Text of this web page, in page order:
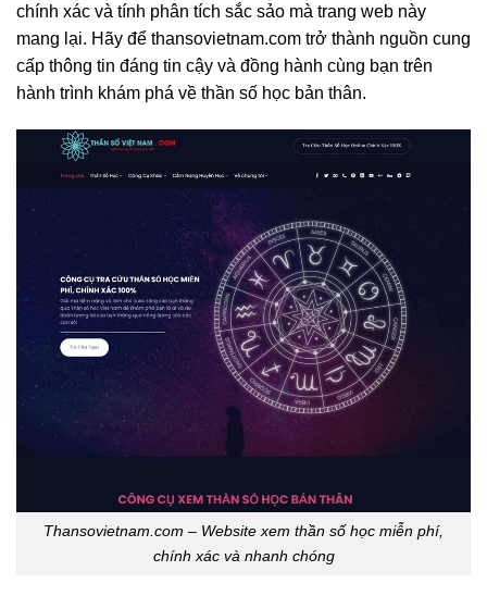
chính xác và tính phân tích sắc sảo mà trang web này
mang lại. Hãy để thansovietnam.com trở thành nguồn cung
cấp thông tin đáng tin cậy và đồng hành cùng bạn trên
hành trình khám phá về thần số học bản thân.
Thansovietnam.com – Website xem thần số học miễn phí,
chính xác và nhanh chóng